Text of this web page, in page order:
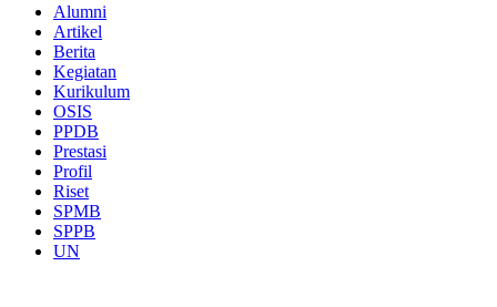
Alumni
Artikel
Berita
Kegiatan
Kurikulum
OSIS
PPDB
Prestasi
Profil
Riset
SPMB
SPPB
UN